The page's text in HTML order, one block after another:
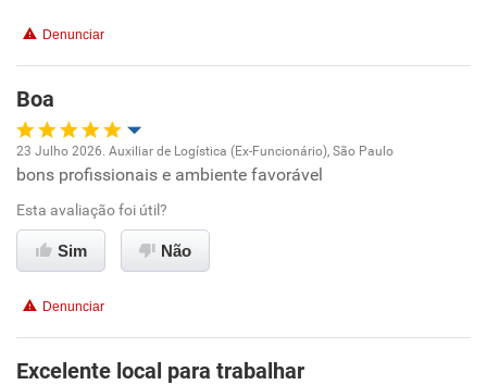
Denunciar
Boa
Oportunidade de promoção
Ambiente de trabalho
Benefícios
23 Julho 2026. Auxiliar de Logística (Ex-Funcionário), São Paulo
bons profissionais e ambiente favorável
Esta avaliação foi útil?
Sim Não
Denunciar
Excelente local para trabalhar